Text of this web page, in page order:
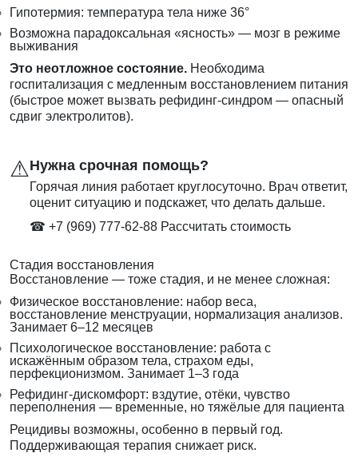
Гипотермия: температура тела ниже 36°
Возможна парадоксальная «ясность» — мозг в режиме
выживания
Это неотложное состояние. Необходима
госпитализация с медленным восстановлением питания
(быстрое может вызвать рефидинг-синдром — опасный
сдвиг электролитов).
⚠Нужна срочная помощь?
Горячая линия работает круглосуточно. Врач ответит,
оценит ситуацию и подскажет, что делать дальше.
☎ +7 (969) 777-62-88 Рассчитать стоимость
Стадия восстановления
Восстановление — тоже стадия, и не менее сложная:
Физическое восстановление: набор веса,
восстановление менструации, нормализация анализов.
Занимает 6–12 месяцев
Психологическое восстановление: работа с
искажённым образом тела, страхом еды,
перфекционизмом. Занимает 1–3 года
Рефидинг-дискомфорт: вздутие, отёки, чувство
переполнения — временные, но тяжёлые для пациента
Рецидивы возможны, особенно в первый год.
Поддерживающая терапия снижает риск.